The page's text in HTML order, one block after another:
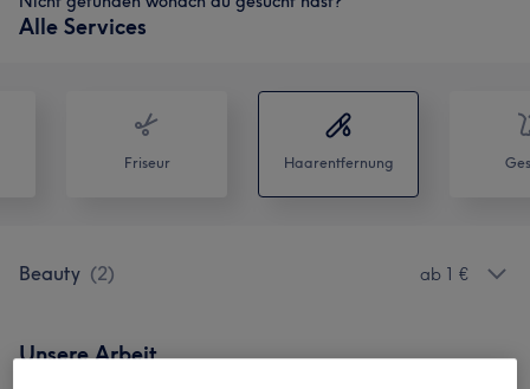
Alle Services
Friseur Haarentfernung
Beauty (2) ab 1 €
Unsere Arbeit